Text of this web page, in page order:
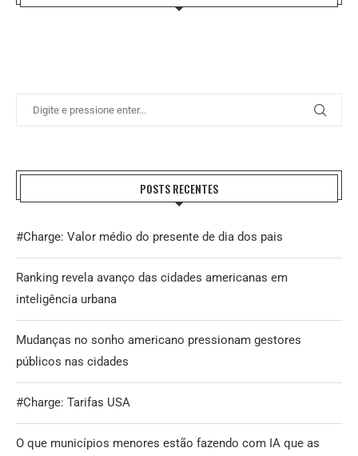
POSTS RECENTES
#Charge: Valor médio do presente de dia dos pais
Ranking revela avanço das cidades americanas em
inteligência urbana
Mudanças no sonho americano pressionam gestores
públicos nas cidades
#Charge: Tarifas USA
O que municípios menores estão fazendo com IA que as